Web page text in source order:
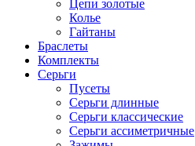
Цепи золотые
Колье
Гайтаны
Браслеты
Комплекты
Серьги
Пусеты
Серьги длинные
Серьги классические
Серьги ассиметричные